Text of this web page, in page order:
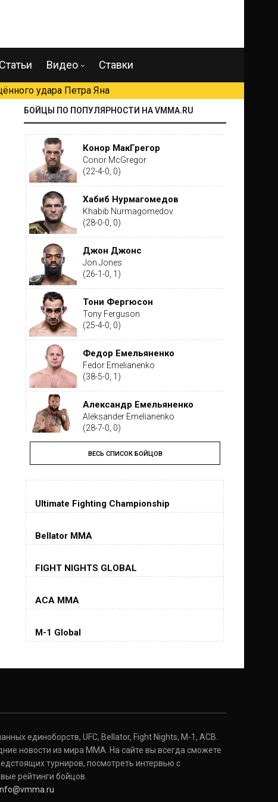
Статьи Видео Ставки
удара Петра Яна
БОЙЦЫ ПО ПОПУЛЯРНОСТИ НА VMMA.RU
Конор МакГрегор
Conor McGregor
(22-4-0, 0)
Хабиб Нурмагомедов
Khabib Nurmagomedov
(28-0-0, 0)
Джон Джонс
Jon Jones
(26-1-0, 1)
Тони Фергюсон
Tony Ferguson
(25-4-0, 0)
Федор Емельяненко
Fedor Emelianenko
(38-5-0, 1)
Александр Емельяненко
Aleksander Emelianenko
(28-7-0, 0)
Тайрон Вудли
Tyron Woodley
(19-5-1, 0)
Дастин Порье
(26-6-0, 1)
Jorge Masvidal
Колби Ковингтон
Дэниель Кормье
(22-2-0, 1)
Нэйт Диаз
Nate Diaz
ВЕСЬ СПИСОК БОЙЦОВ
Ultimate Fighting Championship
Bellator MMA
FIGHT NIGHTS GLOBAL
ACA MMA
M-1 Global
единоборств, UFC, Bellator, Fight Nights, M-1, ACB.
новости из мира ММА. На сайте вы всегда сможете
турниров, посмотреть интервью с
рейтинги бойцов.